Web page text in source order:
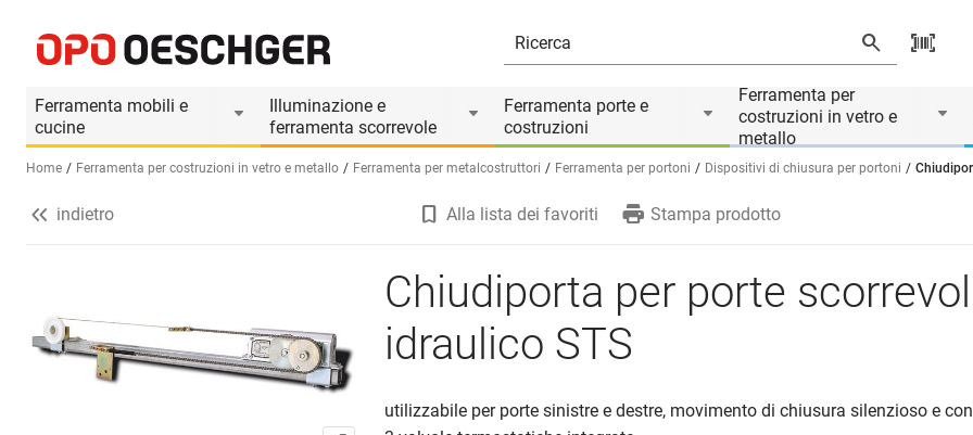
Ferramenta mobili e
cucine
Illuminazione e
ferramenta scorrevole
Ferramenta porte e
costruzioni
Ferramenta per
costruzioni in vetro e
metallo
Seleziona una lingua (IT)
Home Ferramenta per costruzioni in vetro e metallo Ferramenta per metalcostruttori Ferramenta per portoni Dispositivi di chiusura per portoni
Informazioni prodotto
Accessori adatti
indietro Alla lista dei favoriti Stampa prodotto
Chiudiporta per porte
idraulico STS
utilizzabile per porte sinistre e destre, movimento di chiusura silenzioso e